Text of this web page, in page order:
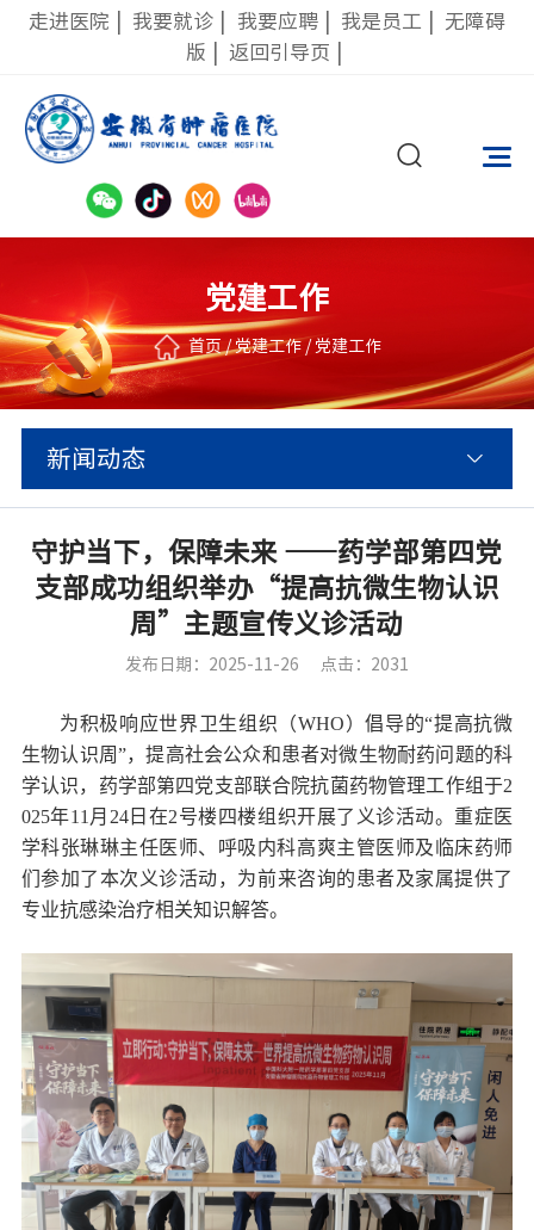
走进医院 我要就诊 我要应聘 我是员工
无障碍
版
返回引导页
党建工作
首页 /党建工作/ 党建工作
新闻动态
守护当下，保障未来 ——药学部第四党
支部成功组织举办“提高抗微生物认识
周”主题宣传义诊活动
发布日期：2025-11-26 点击：2031
为积极响应世界卫生组织（WHO）倡导的“提高抗微
生物认识周 ”，提高社会公众和患者对微生物耐药问题的科
学认识， 药学部第四党支部联合院抗菌药物管理工作组于2
025年11 月 24日 在2号楼四楼组织开展了义诊活动。 重症医
学科张琳琳主任医师、呼吸内科高爽主管医师及临床药师
们参加了本次义诊活动，为前来咨询的患者及家属提供了
专业抗感染治疗相关知识解答。